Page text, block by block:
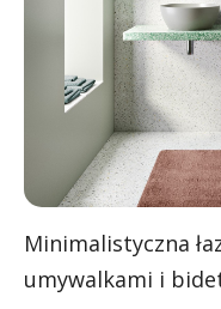
Minimalistyczna
umywalkami i